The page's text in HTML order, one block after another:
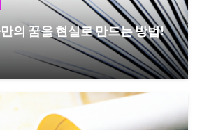
의 꿈을 현실로 만드는 방법!